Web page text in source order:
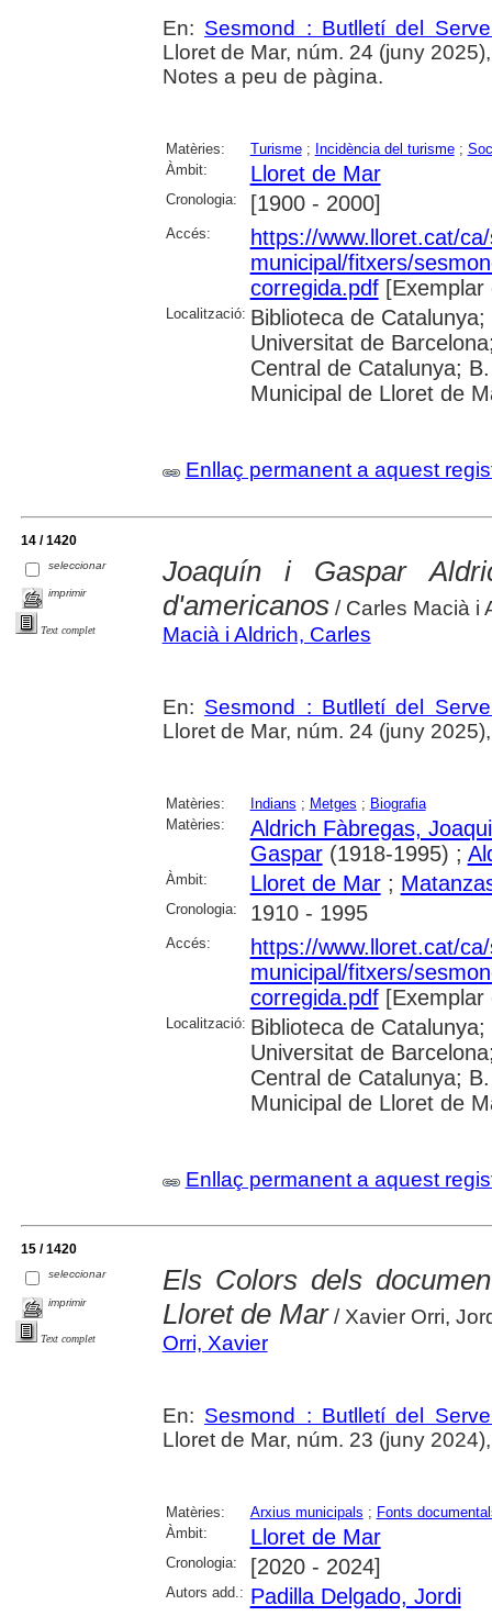
En: Sesmond : Butlletí del
Lloret de Mar, núm. 24 (juny
Notes a peu de pàgina.
Matèries: Turisme; Incidència del turisme;
Àmbit:
Lloret de Mar
Cronologia: [1900 - 2000]
Accés:
https://www.lloret.cat/
municipal/fitxers/
corregida.pdf[Exemplar
Localització: Biblioteca de
Universitat de
Central de Catalunya;
Municipal de Lloret de
Enllaç permanent a aquest
14 / 1420
seleccionar
imprimir
Text complet
Joaquín i Gaspar
d'americanos/ Carles Macià i
Macià i Aldrich, Carles
En: Sesmond : Butlletí del
Lloret de Mar, núm. 24 (juny
Matèries: Indians ; Metges ; Biografia
Matèries:
Aldrich Fàbregas,
Gaspar(1918-1995) ;
Àmbit: Lloret de Mar;
Cronologia: 1910 - 1995
Accés:
https://www.lloret.cat/
municipal/fitxers/
corregida.pdf[Exemplar
Localització: Biblioteca de
Universitat de
Central de Catalunya;
Municipal de Lloret de
Enllaç permanent a aquest
15 / 1420
seleccionar
imprimir
Text complet
Els Colors dels
Lloret de Mar/ Xavier Orri,
Orri, Xavier
En: Sesmond : Butlletí del
Lloret de Mar, núm. 23 (juny
Matèries: Arxius municipals ; Fonts
Àmbit:
Lloret de Mar
Cronologia: [2020 - 2024]
Autors add.: Padilla Delgado, Jordi